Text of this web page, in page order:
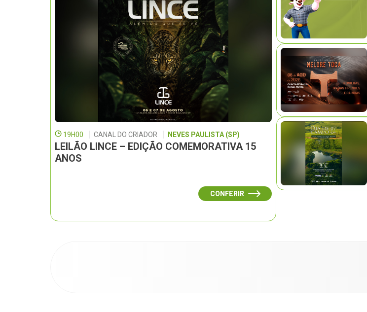
19H00 CANAL DO CRIADOR NEVES PAULISTA (SP)
LEILÃO LINCE – EDIÇÃO COMEMORATIVA 15
ANOS
CONFERIR